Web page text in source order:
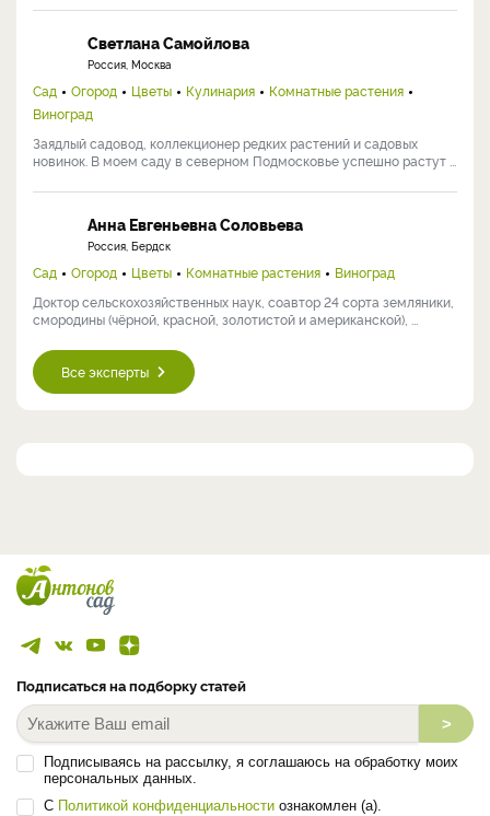
Светлана Самойлова
Россия, Москва
Сад Огород Цветы Кулинария
Комнатные растения
Виноград
Заядлый садовод, коллекционер редких растений и садовых
новинок. В моем саду в северном Подмосковье успешно растут ...
Анна Евгеньевна Соловьева
Россия, Бердск
Сад Огород Цветы Комнатные растения
Виноград
Доктор сельскохозяйственных наук, соавтор 24 сорта земляники,
смородины (чёрной, красной, золотистой и американской), ...
Все эксперты
Подписаться на подборку статей
>
Подписываясь на рассылку, я соглашаюсь на обработку моих
персональных данных.
С Политикой конфиденциальности ознакомлен (а).